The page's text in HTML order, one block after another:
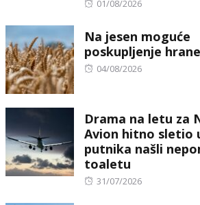
Posted
01/08/2026
Na jesen moguće
poskupljenje
Posted
04/08/2026
Drama na letu za
Avion hitno sletio
putnika našli
toaletu
Posted
31/07/2026